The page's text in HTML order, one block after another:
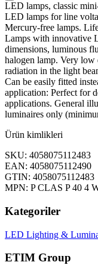
LED lamps, classic
LED lamps for line
Mercury-free lamps.
Lamps with innovative
dimensions, luminous
halogen lamp. Very
radiation in the light
Can be easily fitted
application: Perfect for
applications. General
luminaires only
Ürün kimlikleri
SKU: 4058075112483
EAN: 4058075112490
GTIN: 4058075112483
MPN: P CLAS P 40 4
Kategoriler
LED Lighting &
ETIM Group